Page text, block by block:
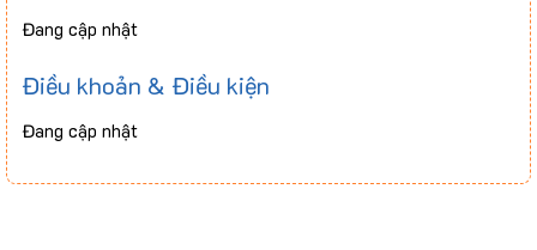
Đang cập nhật
Điều khoản & Điều kiện
Đang cập nhật